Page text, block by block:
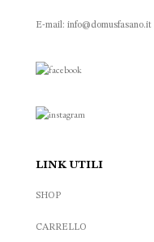
E-mail: info@domusfasano.it
LINK UTILI
SHOP
CARRELLO